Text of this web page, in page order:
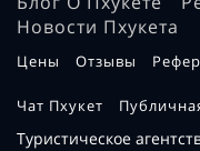
Новости Пхукета
Цены Отзывы
Чат Пхукет
Туристическое